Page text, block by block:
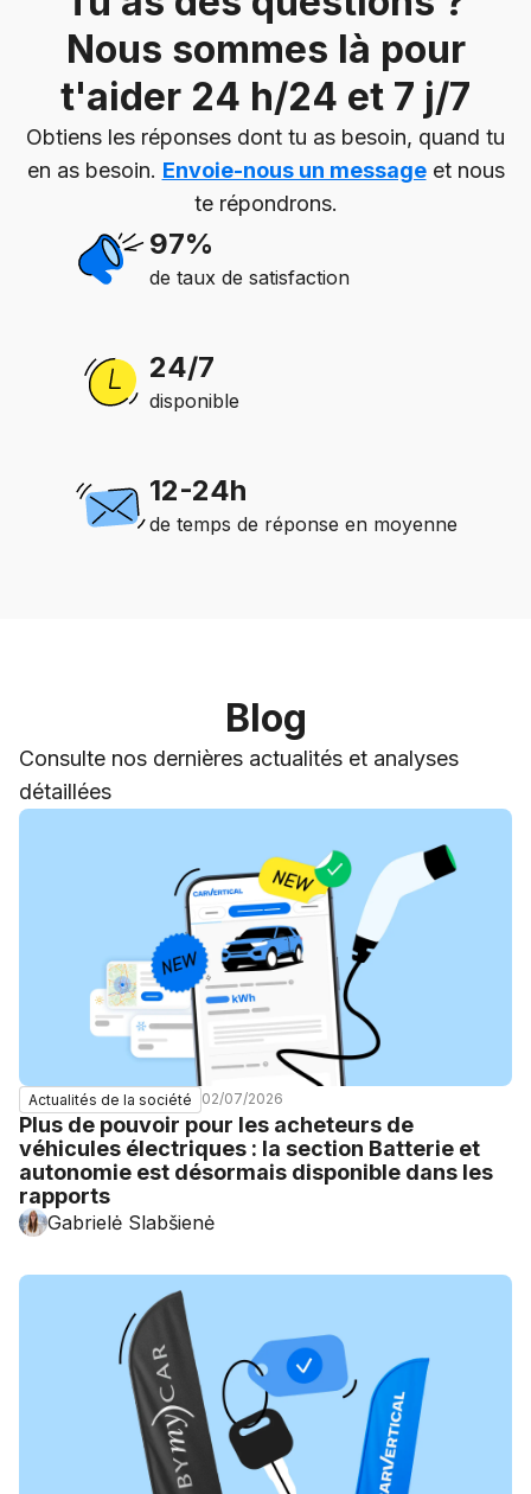
Nous sommes là pour
t'aider 24 h/24 et 7 j/7
Obtiens les réponses dont tu as besoin, quand tu
en as besoin. Envoie-nous un messageet nous
te répondrons.
97%
de taux de satisfaction
24/7
disponible
12-24h
de temps de réponse en moyenne
Blog
Consulte nos dernières actualités et analyses
détaillées
Actualités de la société 02/07/2026
Plus de pouvoir pour les acheteurs de
véhicules électriques : la section Batterie et
autonomie est désormais disponible dans les
rapports
Gabrielė Slabšienė